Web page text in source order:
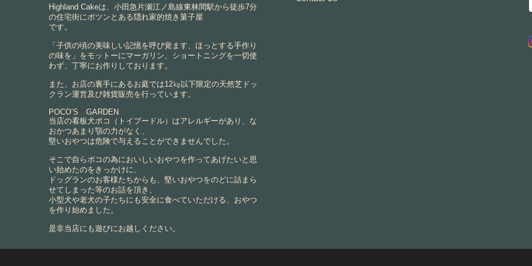
Highland Cakeは、小田急片瀬江ノ島線東林間駅から徒歩7分
の住宅街にポツンとある隠れ家的焼き菓子屋
です。
「子供の頃の美味しい記憶を呼び覚ます、ほっとする手作り
の味を」をモットーにマーガリン、ショートニングを一切使
わず、丁寧にお作りしております。
また、お店の裏手にあるお庭では12㎏以下限定の天然芝ドッ
クラン運営及び雑貨販売を行っています。
POCO’S GARDEN
当店の看板犬ポコ（トイプードル）はアレルギーがあり、な
おかつあまり顎の力がなく、
堅いおやつは危険で与えることができませんでした。
そこで自らポコの為においしいおやつを作ってあげたいと思
い始めたのをきっかけに、
ドッグランのお客様たちからも、堅いおやつをのどに詰まら
せてしまった等のお話を頂き、
小型犬や老犬の子たちにも安全に食べていただける、おやつ
を作り始めました。
是非当店にも遊びにお越しください。